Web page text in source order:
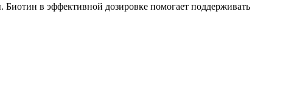
в эффективной дозировке помогает поддерживать